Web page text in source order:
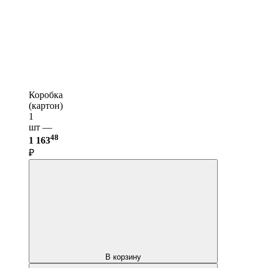
Коробка
(картон)
1
шт —
1 16348
₽
В корзину